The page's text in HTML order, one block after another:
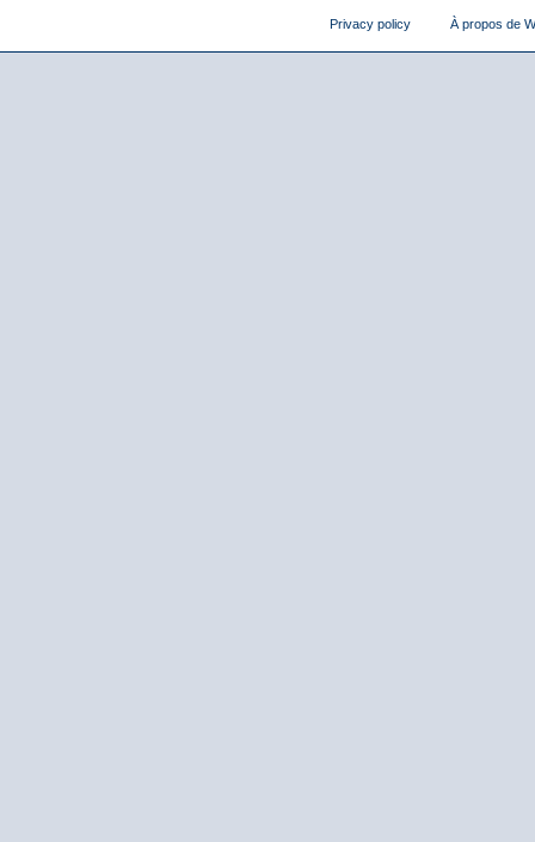
Privacy policy À propos de